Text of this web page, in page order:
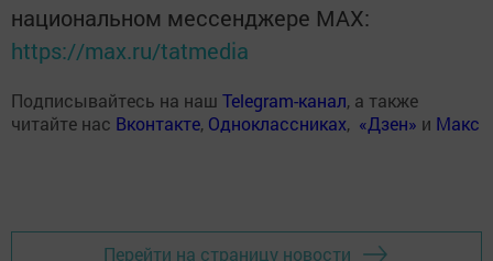
национальном мессенджере MАХ:
https://max.ru/tatmedia
Подписывайтесь на наш Telegram-канал, а также
читайте нас Вконтакте, Одноклассниках, «Дзен» и Макс
Перейти на страницу новости